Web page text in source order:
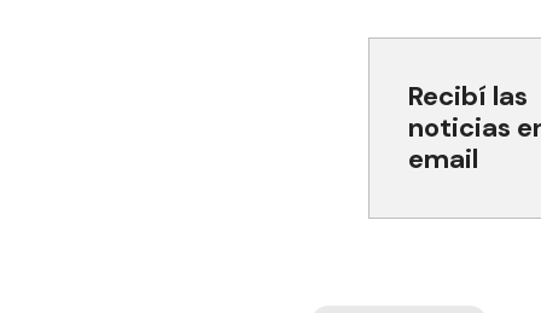
Recibí las
noticias
email